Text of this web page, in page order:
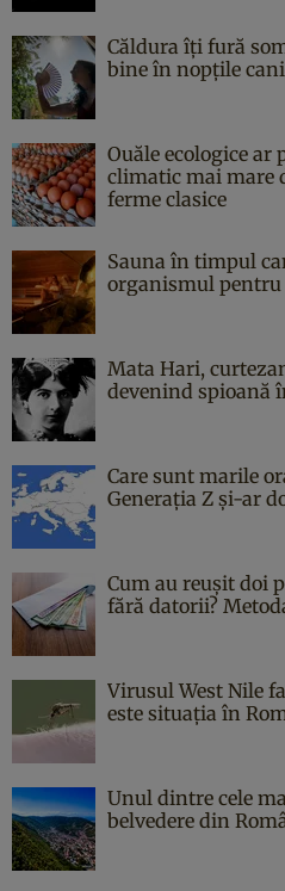
Căldura îți fură
bine în nopțile
Ouăle ecologice ar
climatic mai mare
ferme clasice
Sauna în timpul
organismul pentru
Mata Hari,
devenind spioană
Care sunt marile
Generația Z și-ar
Cum au reușit doi
fără datorii?
Virusul West Nile
este situația în
Unul dintre cele
belvedere din